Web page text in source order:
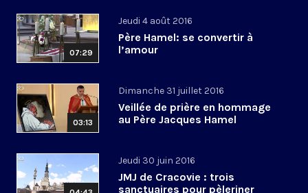
07:29
Jeudi 4 août 2016
Père Hamel: se convertir à
l’amour
03:13
Dimanche 31 juillet 2016
Veillée de prière en hommage
au Père Jacques Hamel
Jeudi 30 juin 2016
JMJ de Cracovie : trois
sanctuaires pour pèleriner